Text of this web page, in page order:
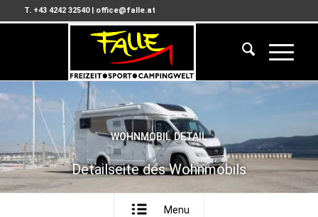
T. +43 4242 32540| office@falle.at
WOHNMOBIL DETAIL
Detailseite des Wohnmobils
Menu